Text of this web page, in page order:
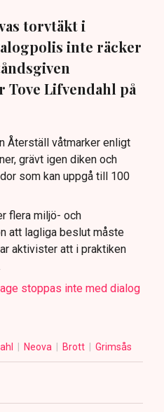
torvtäkt i
inte räcker
Tove Lifvendahl på
Återställ våtmarker enligt
grävt igen diken och
som kan uppgå till 100
flera miljö- och
att lagliga beslut måste
aktivister att i praktiken
stoppas inte med dialog
Neova Brott Grimsås